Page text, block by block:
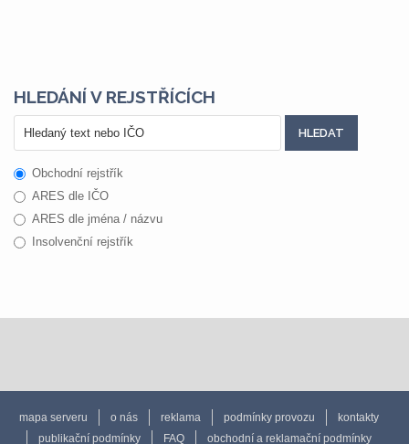
HLEDÁNÍ V REJSTŘÍCÍCH
Obchodní rejstřík
ARES dle IČO
ARES dle jména / názvu
Insolvenční rejstřík
mapa serveru o nás reklama podmínky provozu
kontakty
publikační podmínky
FAQ obchodní a reklamační podmínky